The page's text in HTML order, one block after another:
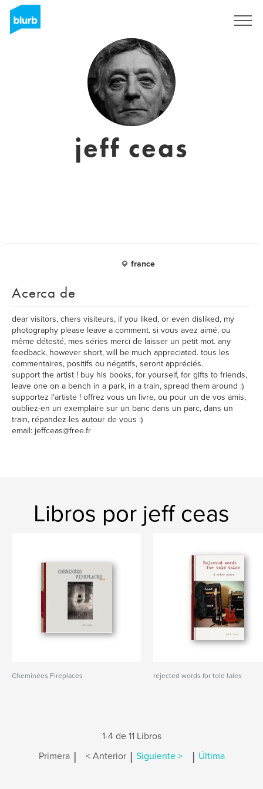
jeff ceas
france
Acerca de
dear visitors, chers visiteurs, if you liked, or even disliked, my
photography please leave a comment. si vous avez aimé, ou
même détesté, mes séries merci de laisser un petit mot. any
feedback, however short, will be much appreciated. tous les
commentaires, positifs ou négatifs, seront appréciés.
support the artist ! buy his books, for yourself, for gifts to friends,
leave one on a bench in a park, in a train, spread them around :)
supportez l'artiste ! offrez vous un livre, ou pour un de vos amis,
oubliez-en un exemplaire sur un banc dans un parc, dans un
train, répandez-les autour de vous :)
email: jeffceas@free.fr
Libros por jeff ceas
Cheminées Fireplaces rejected words for told tales
1-4 de 11 Libros
Primera | < Anterior | Siguiente > | Última